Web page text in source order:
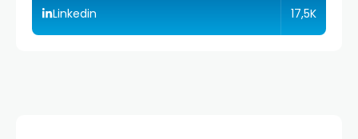
Linkedin 17,5K